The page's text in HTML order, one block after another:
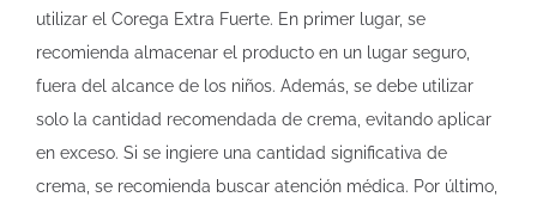
utilizar el Corega Extra Fuerte. En primer lugar, se
recomienda almacenar el producto en un lugar seguro,
fuera del alcance de los niños. Además, se debe utilizar
solo la cantidad recomendada de crema, evitando aplicar
en exceso. Si se ingiere una cantidad significativa de
crema, se recomienda buscar atención médica. Por último,